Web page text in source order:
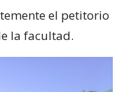
el petitorio
la facultad.